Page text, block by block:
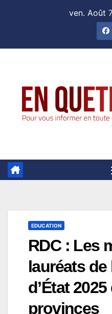
ven. Août
EDUCATION
RDC : Les
lauréats de
d’État
provinces